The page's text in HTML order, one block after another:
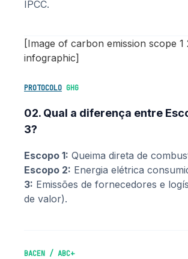
IPCC.
[Image of carbon emission scope 1
infographic]
PROTOCOLO GHG
02. Qual a diferença entre
3?
Escopo 1: Queima direta de
Escopo 2: Energia elétrica
3: Emissões de fornecedores e
de valor).
BACEN / ABC+